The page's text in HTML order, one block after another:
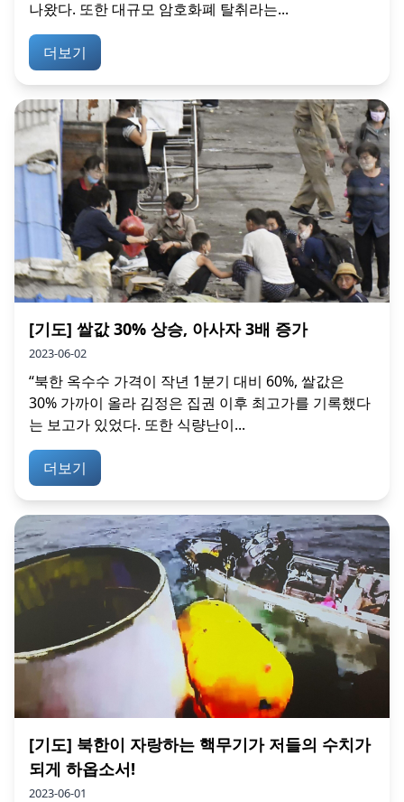
나왔다. 또한 대규모 암호화폐 탈취라는...
더보기
[기도] 쌀값 30% 상승, 아사자 3배 증가
2023-06-02
“북한 옥수수 가격이 작년 1분기 대비 60%, 쌀값은
30% 가까이 올라 김정은 집권 이후 최고가를 기록했다
는 보고가 있었다. 또한 식량난이...
더보기
[기도] 북한이 자랑하는 핵무기가 저들의 수치가
되게 하옵소서!
2023-06-01